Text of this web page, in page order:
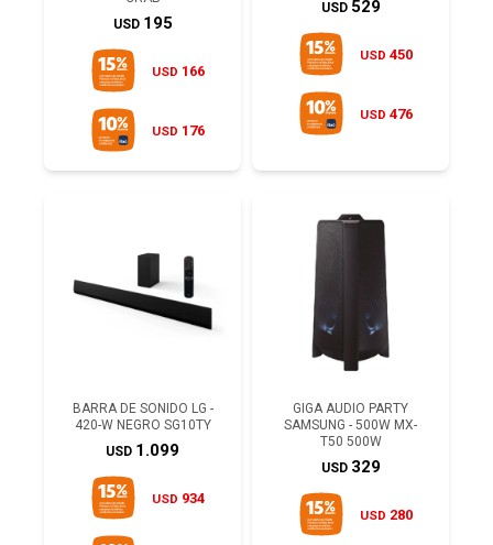
USD 195
USD 166
USD 176
USD 529
USD 450
USD 476
BARRA DE SONIDO LG -
420-W NEGRO SG10TY
USD 1.099
USD 934
GIGA AUDIO PARTY
SAMSUNG - 500W MX-
T50 500W
USD 329
USD 280